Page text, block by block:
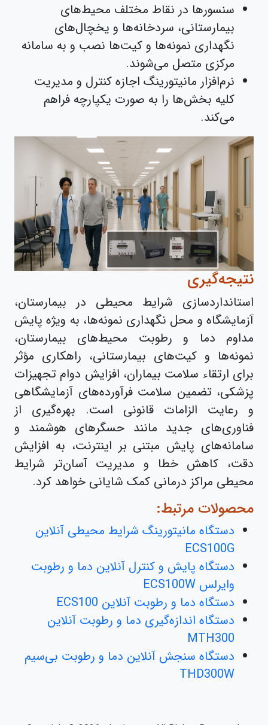
سنسورها در نقاط مختلف محیط‌های
بیمارستانی، سردخانه‌ها و یخچال‌های
نگهداری نمونه‌ها و کیت‌ها نصب و به سامانه
مرکزی متصل می‌شوند.
نرم‌افزار مانیتورینگ اجازه کنترل و مدیریت
کلیه بخش‌ها را به صورت یکپارچه فراهم
می‌کند.
نتیجه‌گیری
استانداردسازی شرایط محیطی در بیمارستان،
آزمایشگاه و محل نگهداری نمونه‌ها، به ویژه پایش
مداوم دما و رطوبت محیط‌های بیمارستان،
نمونه‌ها و کیت‌های بیمارستانی، راهکاری مؤثر
برای ارتقاء سلامت بیماران، افزایش دوام تجهیزات
پزشکی، تضمین سلامت فرآورده‌های آزمایشگاهی
و رعایت الزامات قانونی است. بهره‌گیری از
فناوری‌های جدید مانند حسگرهای هوشمند و
سامانه‌های پایش مبتنی بر اینترنت، به افزایش
دقت، کاهش خطا و مدیریت آسان‌تر شرایط
محیطی مراکز درمانی کمک شایانی خواهد کرد.
محصولات مرتبط:
دستگاه مانیتورینگ شرایط محیطی آنلاین
ECS100G
دستگاه پایش و کنترل آنلاین دما و رطوبت
وایرلس ECS100W
دستگاه دما و رطوبت آنلاین ECS100
دستگاه اندازه‌گیری دما و رطوبت آنلاین
MTH300
دستگاه سنجش آنلاین دما و رطوبت بی‌سیم
THD300W